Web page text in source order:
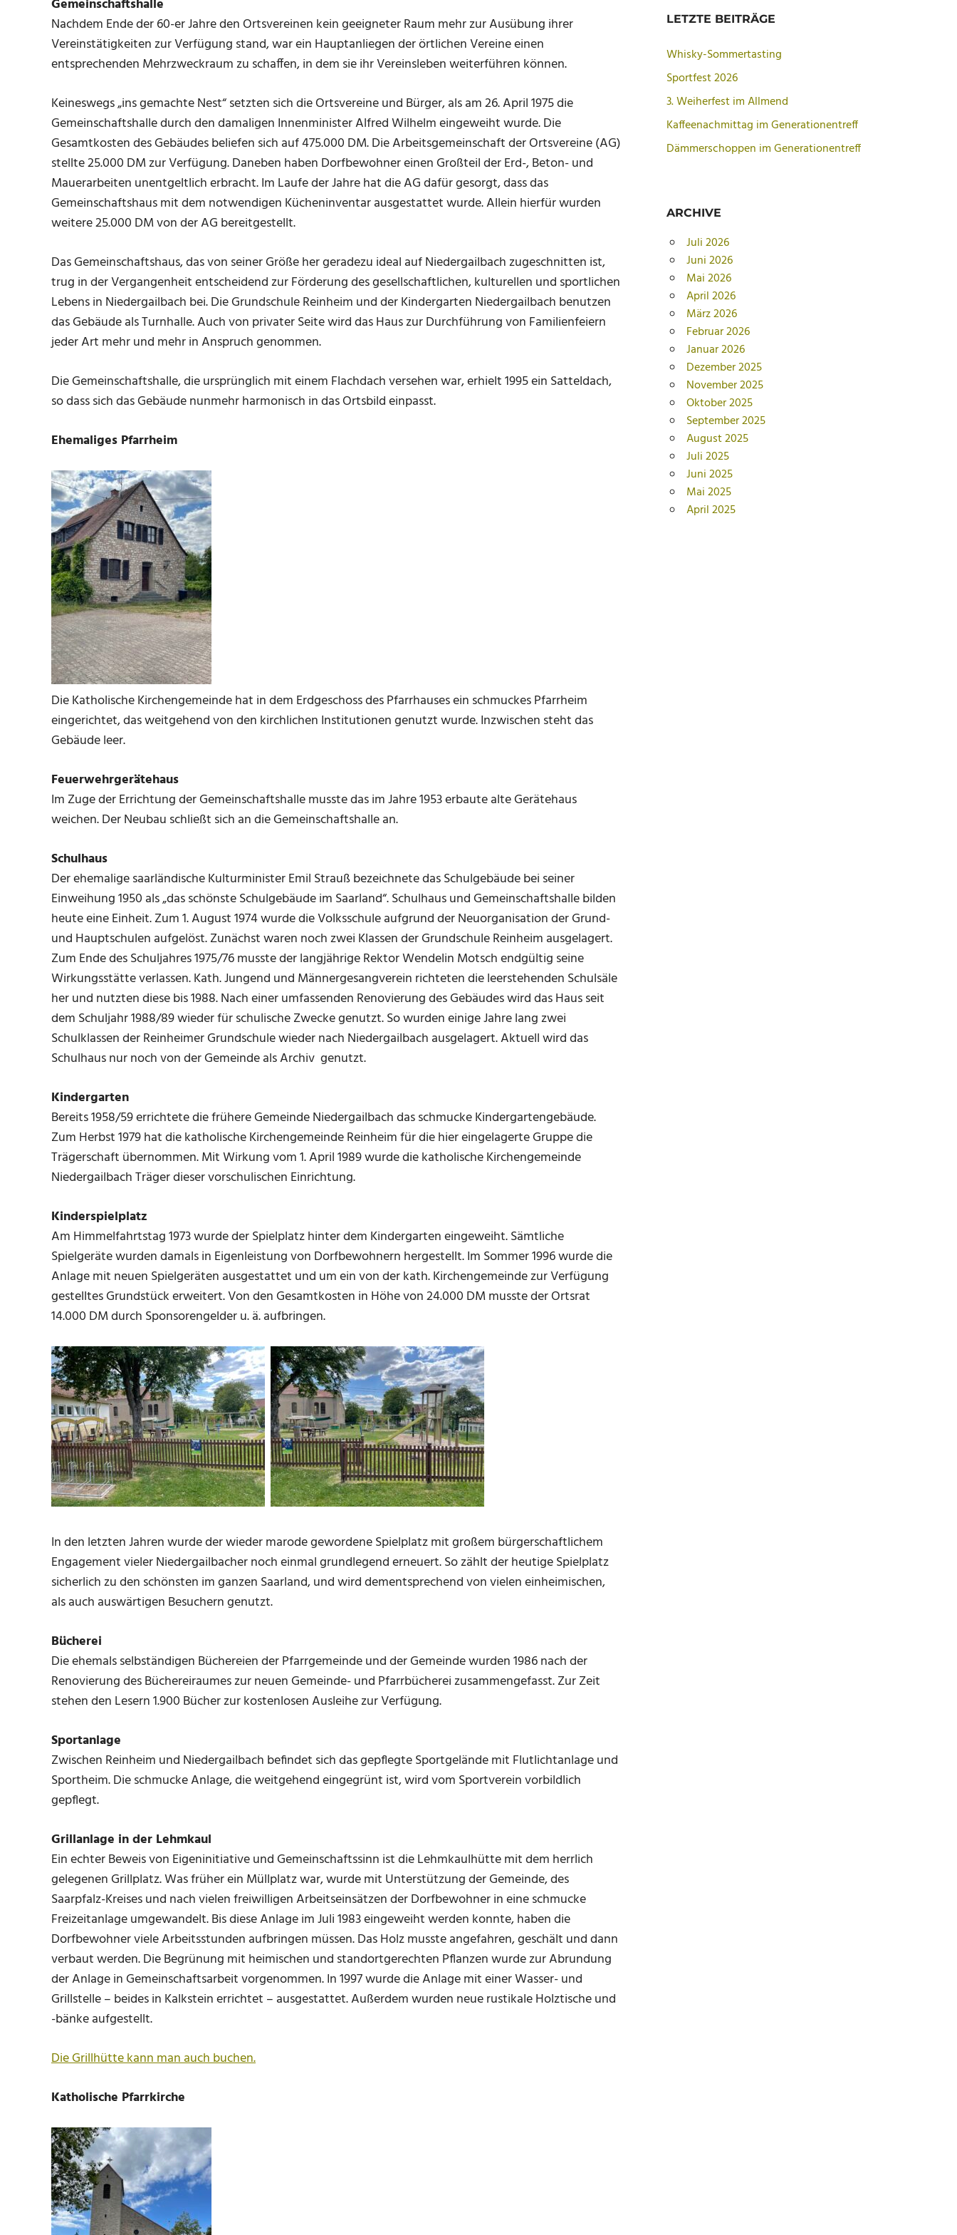
Gemeinschaftshalle
Nachdem Ende der 60-er Jahre den Ortsvereinen kein geeigneter Raum mehr zur Ausübung ihrer
Vereinstätigkeiten zur Verfügung stand, war ein Hauptanliegen der örtlichen Vereine einen
entsprechenden Mehrzweckraum zu schaffen, in dem sie ihr Vereinsleben weiterführen können.
Keineswegs „ins gemachte Nest“ setzten sich die Ortsvereine und Bürger, als am 26. April 1975 die
Gemeinschaftshalle durch den damaligen Innenminister Alfred Wilhelm eingeweiht wurde. Die
Gesamtkosten des Gebäudes beliefen sich auf 475.000 DM. Die Arbeitsgemeinschaft der Ortsvereine (AG)
stellte 25.000 DM zur Verfügung. Daneben haben Dorfbewohner einen Großteil der Erd-, Beton- und
Mauerarbeiten unentgeltlich erbracht. Im Laufe der Jahre hat die AG dafür gesorgt, dass das
Gemeinschaftshaus mit dem notwendigen Kücheninventar ausgestattet wurde. Allein hierfür wurden
weitere 25.000 DM von der AG bereitgestellt.
Das Gemeinschaftshaus, das von seiner Größe her geradezu ideal auf Niedergailbach zugeschnitten ist,
trug in der Vergangenheit entscheidend zur Förderung des gesellschaftlichen, kulturellen und sportlichen
Lebens in Niedergailbach bei. Die Grundschule Reinheim und der Kindergarten Niedergailbach benutzen
das Gebäude als Turnhalle. Auch von privater Seite wird das Haus zur Durchführung von Familienfeiern
jeder Art mehr und mehr in Anspruch genommen.
Die Gemeinschaftshalle, die ursprünglich mit einem Flachdach versehen war, erhielt 1995 ein Satteldach,
so dass sich das Gebäude nunmehr harmonisch in das Ortsbild einpasst.
Ehemaliges Pfarrheim
Die Katholische Kirchengemeinde hat in dem Erdgeschoss des Pfarrhauses ein schmuckes Pfarrheim
eingerichtet, das weitgehend von den kirchlichen Institutionen genutzt wurde. Inzwischen steht das
Gebäude leer.
Feuerwehrgerätehaus
Im Zuge der Errichtung der Gemeinschaftshalle musste das im Jahre 1953 erbaute alte Gerätehaus
weichen. Der Neubau schließt sich an die Gemeinschaftshalle an.
Schulhaus
Der ehemalige saarländische Kulturminister Emil Strauß bezeichnete das Schulgebäude bei seiner
Einweihung 1950 als „das schönste Schulgebäude im Saarland“. Schulhaus und Gemeinschaftshalle bilden
heute eine Einheit. Zum 1. August 1974 wurde die Volksschule aufgrund der Neuorganisation der Grund-
und Hauptschulen aufgelöst. Zunächst waren noch zwei Klassen der Grundschule Reinheim ausgelagert.
Zum Ende des Schuljahres 1975/76 musste der langjährige Rektor Wendelin Motsch endgültig seine
Wirkungsstätte verlassen. Kath. Jungend und Männergesangverein richteten die leerstehenden Schulsäle
her und nutzten diese bis 1988. Nach einer umfassenden Renovierung des Gebäudes wird das Haus seit
dem Schuljahr 1988/89 wieder für schulische Zwecke genutzt. So wurden einige Jahre lang zwei
Schulklassen der Reinheimer Grundschule wieder nach Niedergailbach ausgelagert. Aktuell wird das
Schulhaus nur nochvon der Gemeindeals Archiv genutzt.
Kindergarten
Bereits 1958/59 errichtete die frühere Gemeinde Niedergailbach das schmucke Kindergartengebäude.
Zum Herbst 1979 hat die katholische Kirchengemeinde Reinheim für die hier eingelagerte Gruppe die
Trägerschaft übernommen. Mit Wirkung vom 1. April 1989 wurde die katholische Kirchengemeinde
Niedergailbach Träger dieser vorschulischen Einrichtung.
Kinderspielplatz
Am Himmelfahrtstag 1973 wurde der Spielplatz hinter dem Kindergarten eingeweiht. Sämtliche
Spielgeräte wurden damals in Eigenleistung von Dorfbewohnern hergestellt. Im Sommer 1996 wurde die
Anlage mit neuen Spielgeräten ausgestattet und um ein von der kath. Kirchengemeinde zur Verfügung
gestelltes Grundstück erweitert. Von den Gesamtkosten in Höhe von 24.000 DM musste der Ortsrat
14.000 DM durch Sponsorengelder u. ä. aufbringen.
In den letzten Jahren wurde der wieder marode gewordene Spielplatz mit großem bürgerschaftlichem
Engagement vieler Niedergailbacher noch einmal grundlegend erneuert. So zählt der heutige Spielplatz
sicherlich zu den schönsten im ganzen Saarland, und wird dementsprechend von vielen einheimischen,
als auch auswärtigen Besuchern genutzt.
Bücherei
Die ehemals selbständigen Büchereien der Pfarrgemeinde und der Gemeinde wurden 1986 nach der
Renovierung des Büchereiraumes zur neuen Gemeinde- und Pfarrbücherei zusammengefasst. Zur Zeit
stehen den Lesern 1.900 Bücher zur kostenlosen Ausleihe zur Verfügung.
Sportanlage
Zwischen Reinheim und Niedergailbach befindet sich das gepflegte Sportgelände mit Flutlichtanlage und
Sportheim. Die schmucke Anlage, die weitgehend eingegrünt ist, wird vom Sportverein vorbildlich
gepflegt.
Grillanlage in der Lehmkaul
Ein echter Beweis von Eigeninitiative und Gemeinschaftssinn ist die Lehmkaulhütte mit dem herrlich
gelegenen Grillplatz. Was früher ein Müllplatz war, wurde mit Unterstützung der Gemeinde, des
Saarpfalz-Kreises und nach vielen freiwilligen Arbeitseinsätzen der Dorfbewohner in eine schmucke
Freizeitanlage umgewandelt. Bis diese Anlage im Juli 1983 eingeweiht werden konnte, haben die
Dorfbewohner viele Arbeitsstunden aufbringen müssen. Das Holz musste angefahren, geschält und dann
verbaut werden. Die Begrünung mit heimischen und standortgerechten Pflanzen wurde zur Abrundung
der Anlage in Gemeinschaftsarbeit vorgenommen. In 1997 wurde die Anlage mit einer Wasser- und
Grillstelle – beides in Kalkstein errichtet – ausgestattet. Außerdem wurden neue rustikale Holztische und
-bänke aufgestellt.
Die Grillhütte kann man auch buchen.
Katholische Pfarrkirche
LETZTE BEITRÄGE
Whisky-Sommertasting
Sportfest 2026
3. Weiherfest im Allmend
Kaffeenachmittag im Generationentreff
Dämmerschoppen im Generationentreff
ARCHIVE
Juli 2026
Juni 2026
Mai 2026
April 2026
März 2026
Februar 2026
Januar 2026
Dezember 2025
November 2025
Oktober 2025
September 2025
August 2025
Juli 2025
Juni 2025
Mai 2025
April 2025